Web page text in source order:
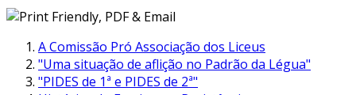
A Comissão Pró Associação dos Liceus
"Uma situação de aflição no Padrão da Légua"
"PIDES de 1ª e PIDES de 2ª"